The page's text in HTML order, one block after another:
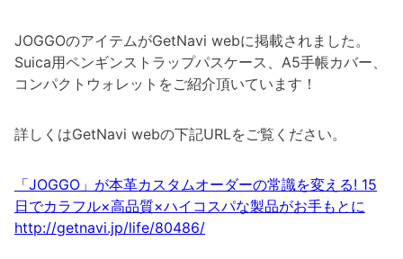
JOGGOのアイテムがGetNavi webに掲載されました。
Suica用ペンギンストラップパスケース、A5手帳カバー、
コンパクトウォレットをご紹介頂いています！
詳しくはGetNavi webの下記URLをご覧ください。
「JOGGO」が本革カスタムオーダーの常識を変える! 15
日でカラフル×高品質×ハイコスパな製品がお手もとに
http://getnavi.jp/life/80486/